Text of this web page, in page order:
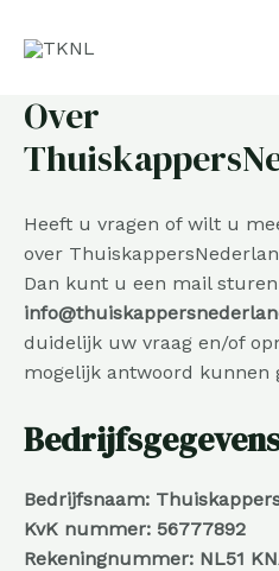
naar
inhoudOver
Heeft u vragen of wilt u
over
Dan kunt u een mail
duidelijk uw vraag en/of
mogelijk antwoord kunnen
Bedrijfsnaam:
KvK nummer: 56777892
Rekeningnummer: NL51